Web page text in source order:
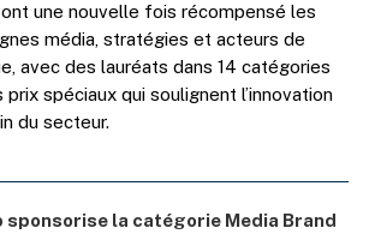
une nouvelle fois récompensé les
média, stratégies et acteurs de
avec des lauréats dans 14 catégories
prix spéciaux qui soulignent l’innovation
du secteur.
sponsorise la catégorie Media Brand